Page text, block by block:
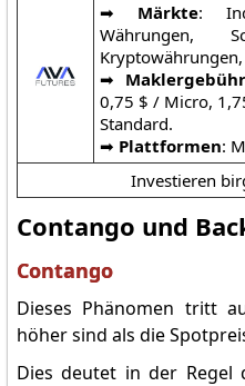
➡️ Märkte:
Währungen,
➡️
0,75 $ / Micro,
Standard.
➡️ Plattformen:
Investieren
Contango und
Contango
Dieses Phänomen tritt
höher sind als die
Dies deutet in der